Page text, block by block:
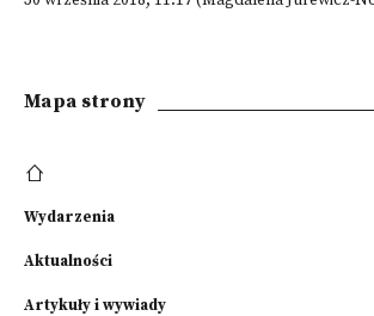
Mapa strony
Wydarzenia
Aktualności
Artykuły i wywiady